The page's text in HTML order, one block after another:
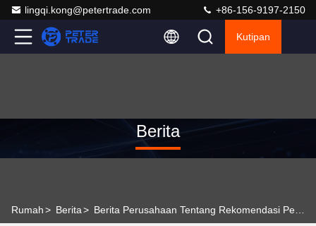
lingqi.kong@petertrade.com +86-156-9197-2150
Kutipan
Berita
Rumah> Berita>